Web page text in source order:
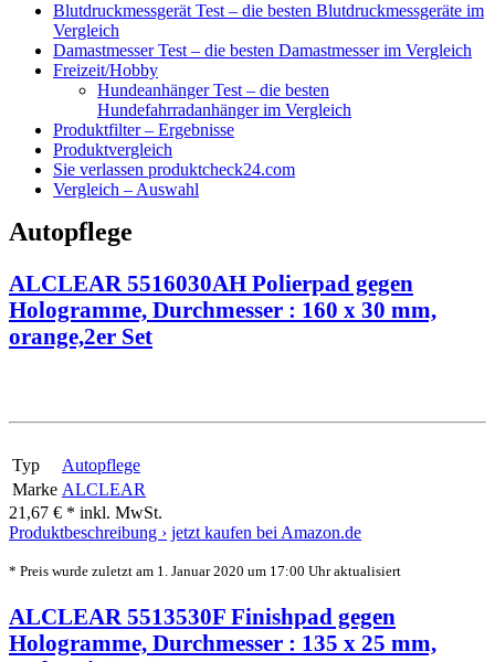
Blutdruckmessgerät Test – die besten Blutdruckmessgeräte im
Vergleich
Damastmesser Test – die besten Damastmesser im Vergleich
Freizeit/Hobby
Hundeanhänger Test – die besten
Hundefahrradanhänger im Vergleich
Produktfilter – Ergebnisse
Produktvergleich
Sie verlassen produktcheck24.com
Vergleich – Auswahl
Autopflege
ALCLEAR 5516030AH Polierpad gegen
Hologramme, Durchmesser : 160 x 30 mm,
orange,2er Set
Typ
Autopflege
Marke ALCLEAR
21,67 € * inkl. MwSt.
Produktbeschreibung › jetzt kaufen bei Amazon.de
* Preis wurde zuletzt am 1. Januar 2020 um 17:00 Uhr aktualisiert
ALCLEAR 5513530F Finishpad gegen
Hologramme, Durchmesser : 135 x 25 mm,